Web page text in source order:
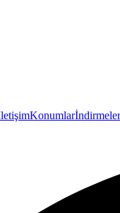
Konumlarİndirmeler